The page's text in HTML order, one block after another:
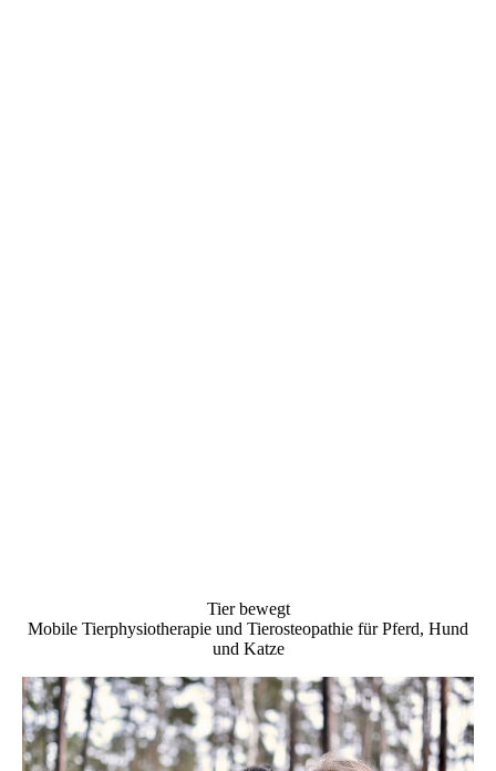
Tier bewegt
Mobile Tierphysiotherapie und Tierosteopathie für Pferd, Hund
und Katze